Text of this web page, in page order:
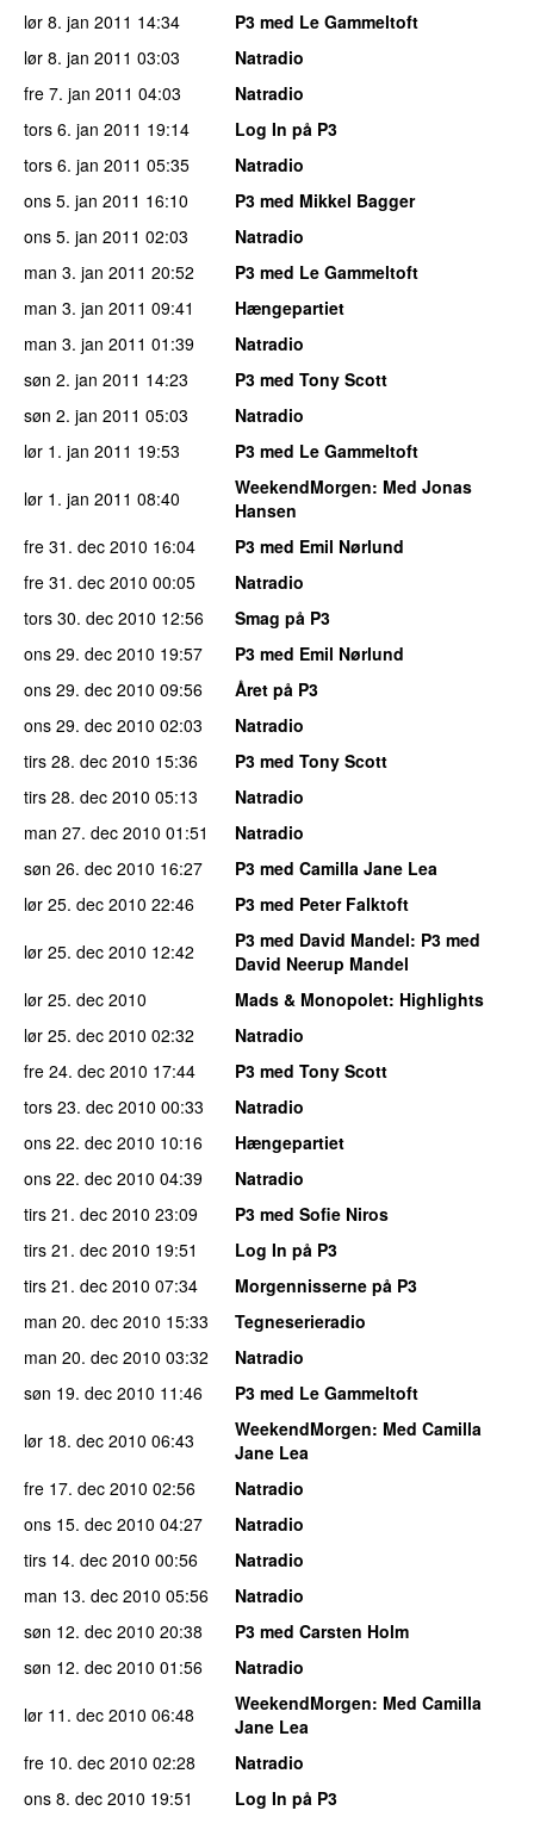
lør 8. jan 2011 14:34
P3 med Le Gammeltoft
lør 8. jan 2011 03:03
Natradio
fre 7. jan 2011 04:03
Natradio
tors 6. jan 2011 19:14
Log In på P3
tors 6. jan 2011 05:35
Natradio
ons 5. jan 2011 16:10
P3 med Mikkel Bagger
ons 5. jan 2011 02:03
Natradio
man 3. jan 2011 20:52
P3 med Le Gammeltoft
man 3. jan 2011 09:41
Hængepartiet
man 3. jan 2011 01:39
Natradio
søn 2. jan 2011 14:23
P3 med Tony Scott
søn 2. jan 2011 05:03
Natradio
lør 1. jan 2011 19:53
P3 med Le Gammeltoft
lør 1. jan 2011 08:40 WeekendMorgen: Med Jonas
Hansen
fre 31. dec 2010 16:04
P3 med Emil Nørlund
fre 31. dec 2010 00:05
Natradio
tors 30. dec 2010 12:56
Smag på P3
ons 29. dec 2010 19:57
P3 med Emil Nørlund
ons 29. dec 2010 09:56
Året på P3
ons 29. dec 2010 02:03
Natradio
tirs 28. dec 2010 15:36
P3 med Tony Scott
tirs 28. dec 2010 05:13
Natradio
man 27. dec 2010 01:51
Natradio
søn 26. dec 2010 16:27
P3 med Camilla Jane Lea
lør 25. dec 2010 22:46
P3 med Peter Falktoft
lør 25. dec 2010 12:42 P3 med David Mandel: P3 med
David Neerup Mandel
lør 25. dec 2010
Mads & Monopolet: Highlights
lør 25. dec 2010 02:32
Natradio
fre 24. dec 2010 17:44
P3 med Tony Scott
tors 23. dec 2010 00:33
Natradio
ons 22. dec 2010 10:16
Hængepartiet
ons 22. dec 2010 04:39
Natradio
tirs 21. dec 2010 23:09
P3 med Sofie Niros
tirs 21. dec 2010 19:51
Log In på P3
tirs 21. dec 2010 07:34
Morgennisserne på P3
man 20. dec 2010 15:33
Tegneserieradio
man 20. dec 2010 03:32
Natradio
søn 19. dec 2010 11:46
P3 med Le Gammeltoft
lør 18. dec 2010 06:43 WeekendMorgen: Med Camilla
Jane Lea
fre 17. dec 2010 02:56
Natradio
ons 15. dec 2010 04:27
Natradio
tirs 14. dec 2010 00:56
Natradio
man 13. dec 2010 05:56
Natradio
søn 12. dec 2010 20:38
P3 med Carsten Holm
søn 12. dec 2010 01:56
Natradio
lør 11. dec 2010 06:48 WeekendMorgen: Med Camilla
Jane Lea
fre 10. dec 2010 02:28
Natradio
ons 8. dec 2010 19:51
Log In på P3